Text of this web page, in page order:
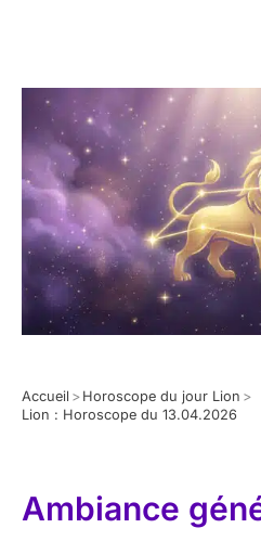
Accueil > Horoscope du jour Lion >
Lion : Horoscope du 13.04.2026
Ambiance